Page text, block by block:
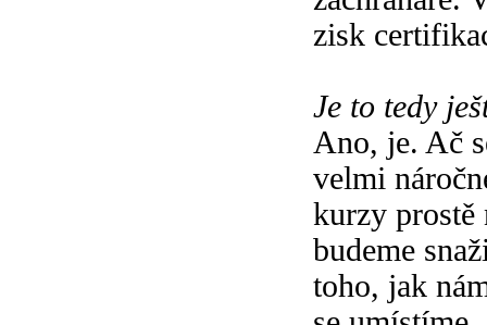
zisk
Je to tedy
Ano, je. Ač
velmi
kurzy prostě
budeme
toho, jak